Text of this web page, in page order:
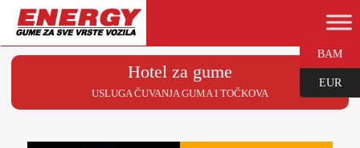
Hotel za gume
USLUGA ČUVANJA GUMA I TOČKOVA
BAM
EUR